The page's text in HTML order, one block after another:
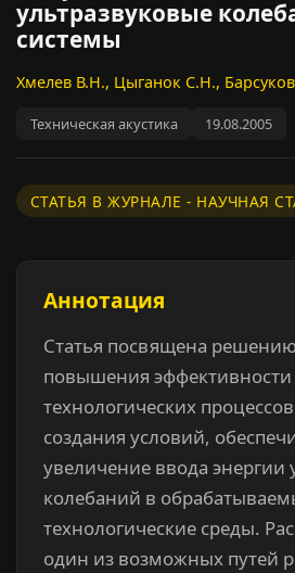
ультразвуковые
системы
Хмелев В.Н., Цыганок С.Н.,
Техническая акустика 19.08.2005
СТАТЬЯ В ЖУРНАЛЕ - НАУЧНАЯ
Аннотация
Статья посвящена
повышения эффективности
технологических процессов
создания условий,
увеличение ввода энергии
колебаний в
технологические среды.
один из возможных путей